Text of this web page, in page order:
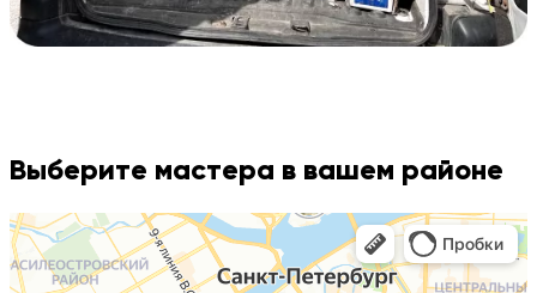
Выберите мастера в вашем районе